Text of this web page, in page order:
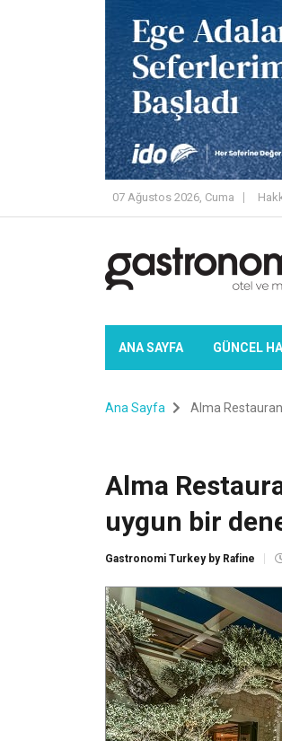
07 Ağustos 2026, Cuma
ANA SAYFA GÜNCEL
Ana Sayfa Alma
Alma
uygun bir
Gastronomi Turkey by Rafine